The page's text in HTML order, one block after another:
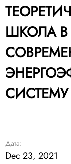
ШКОЛА В
Дата:
Dec 23, 2021